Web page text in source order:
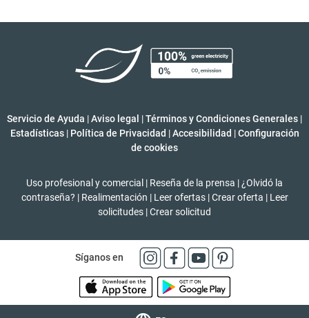
Servicio de Ayuda |Aviso legal |Términos y Condiciones Generales |
Estadísticas | Política de Privacidad | Accesibilidad | Configuración
de cookies
Uso profesional y comercial | Reseña de la prensa | ¿Olvidó la
contraseña? | Realimentación | Leer ofertas | Crear oferta | Leer
solicitudes |Crear solicitud
Síganos en